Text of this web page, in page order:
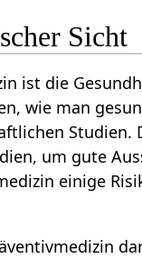
Sicht
ist die
wie man
Studien.
um gute
einige